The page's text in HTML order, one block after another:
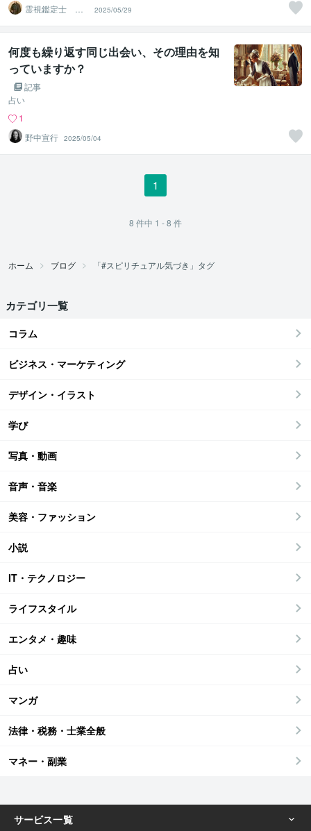
霊視鑑定士 月
詠
2025/05/29
何度も繰り返す同じ出会い、その理由を知
っていますか？
記事
占い
1
野中宣行 2025/05/04
1
8 件中 1 - 8 件
ホーム ブログ 「#スピリチュアル気づき」タグ
カテゴリ一覧
コラム
ビジネス・マーケティング
デザイン・イラスト
学び
写真・動画
音声・音楽
美容・ファッション
小説
IT・テクノロジー
ライフスタイル
エンタメ・趣味
占い
マンガ
法律・税務・士業全般
マネー・副業